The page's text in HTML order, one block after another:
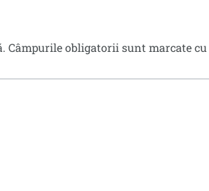
Câmpurile obligatorii sunt marcate cu